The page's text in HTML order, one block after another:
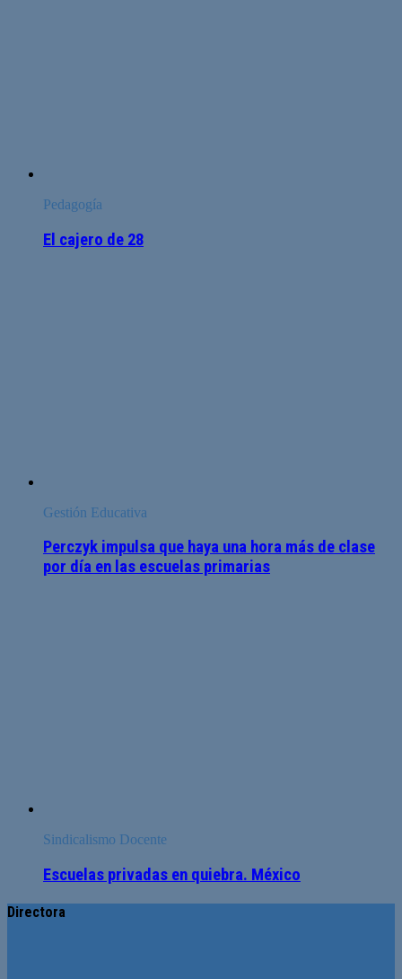
Pedagogía
El cajero de 28
Gestión Educativa
Perczyk impulsa que haya una hora más de clase
por día en las escuelas primarias
Sindicalismo Docente
Escuelas privadas en quiebra. México
Directora